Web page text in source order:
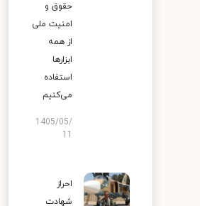
حقوق و
امنیت ملی
از همه
ابزارها
استفاده
می‌کنیم
1405/05/
احراز
شهادت